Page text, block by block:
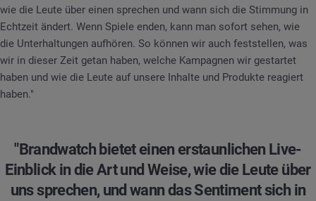
wie die Leute über einen sprechen und wann sich die Stimmung in
Echtzeit ändert. Wenn Spiele enden, kann man sofort sehen, wie
die Unterhaltungen aufhören. So können wir auch feststellen, was
wir in dieser Zeit getan haben, welche Kampagnen wir gestartet
haben und wie die Leute auf unsere Inhalte und Produkte reagiert
haben."
"Brandwatch bietet einen erstaunlichen Live-
Einblick in die Art und Weise, wie die Leute über
uns sprechen, und wann das Sentiment sich in